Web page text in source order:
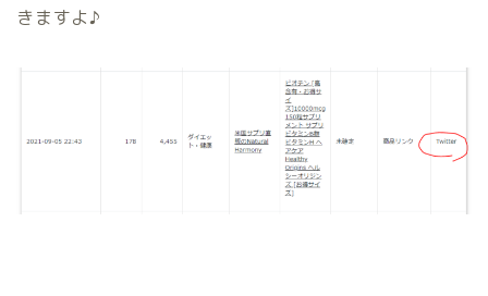
きますよ♪